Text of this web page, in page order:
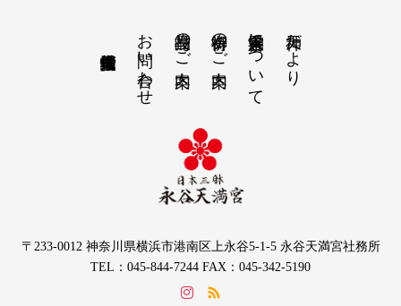
天神だより
永谷天満宮について
御祈祷のご案内
授与品のご案内
お問い合わせ
〒233-0012 神奈川県横浜市港南区上永谷5-1-5 永谷天満宮社務所
TEL：045-844-7244 FAX：045-342-5190